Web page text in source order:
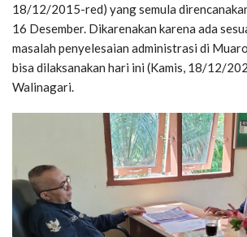
18/12/2015-red) yang semula
16 Desember. Dikarenakan karena ada
masalah penyelesaian administrasi di
bisa dilaksanakan hari ini (Kamis, 18/12/
Walinagari.